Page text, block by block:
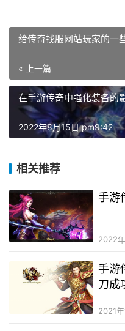
给传奇找服网站玩家的一
« 上一篇
在手游传奇中强化装备的
2022年8月15日 pm9:42
相关推荐
手游
2022
手游
刀成
2021